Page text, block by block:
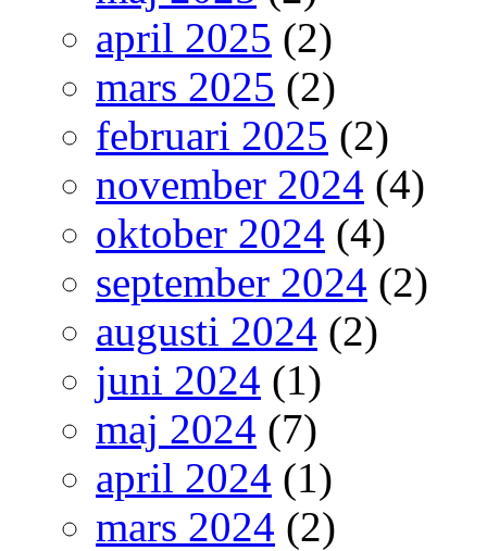
april 2025 (2)
mars 2025 (2)
februari 2025 (2)
november 2024 (4)
oktober 2024 (4)
september 2024 (2)
augusti 2024 (2)
juni 2024 (1)
maj 2024 (7)
april 2024 (1)
mars 2024 (2)